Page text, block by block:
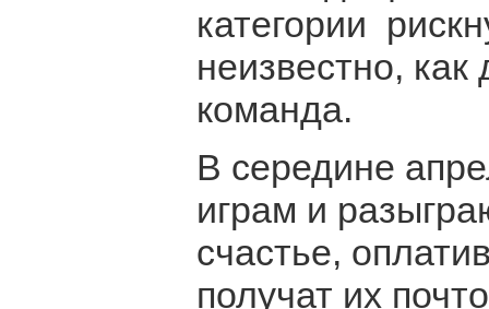
категории
неизвестно, как
команда.
В середине
играм и
счастье,
получат их